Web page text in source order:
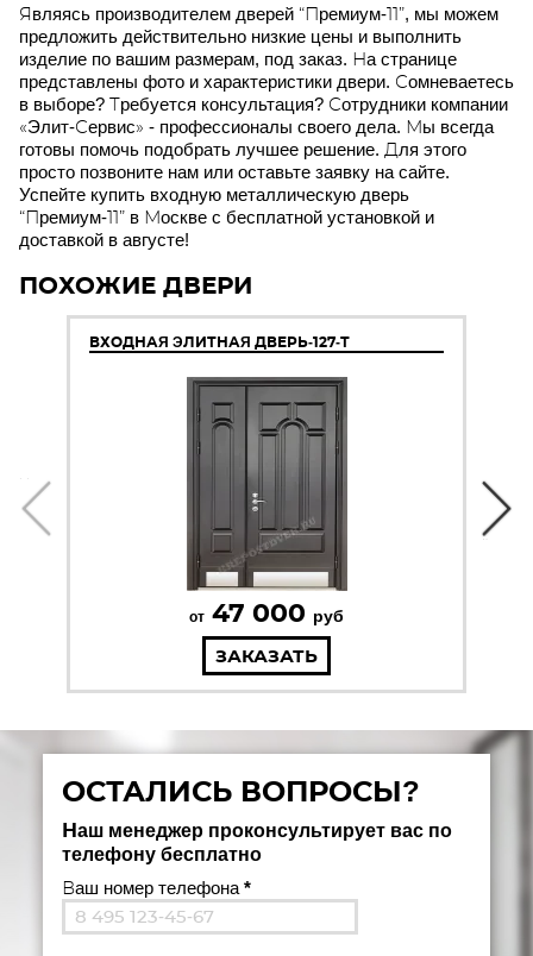
Являясь производителем дверей “Премиум-11”, мы можем
предложить действительно низкие цены и выполнить
изделие по вашим размерам, под заказ. На странице
представлены фото и характеристики двери. Сомневаетесь
в выборе? Требуется консультация? Сотрудники компании
«Элит-Сервис» - профессионалы своего дела. Мы всегда
готовы помочь подобрать лучшее решение. Для этого
просто позвоните нам или оставьте заявку на сайте.
Успейте купить входную металлическую дверь
“Премиум-11” в Москве с бесплатной установкой и
доставкой в августе!
ПОХОЖИЕ ДВЕРИ
ВХОДНАЯ ЭЛИТНАЯ ДВЕРЬ-127-Т
от 47 000 руб
ЗАКАЗАТЬ
ОСТАЛИСЬ ВОПРОСЫ?
Наш менеджер проконсультирует вас по
телефону бесплатно
Ваш номер телефона *